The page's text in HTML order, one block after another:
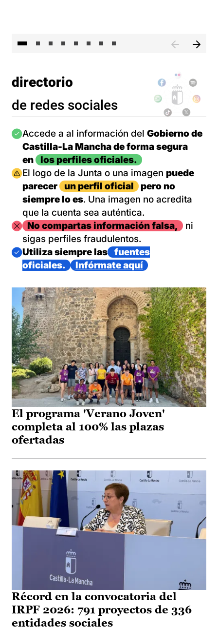
directorio
de redes sociales
Imagen
Accede a al información del Gobierno de
Castilla-La Mancha de forma segura
en
los perfiles oficiales.
Imagen
El logo de la Junta o una imagen puede
parecer
un perfil oficial
pero no
siempre lo es. Una imagen no acredita
que la cuenta sea auténtica.
ImagenNo compartas información falsa,
ni
sigas perfiles fraudulentos.
Imagen
Utiliza siempre las
fuentes
oficiales.
Infórmate aquí
El programa 'Verano Joven'
completa al 100% las plazas
ofertadas
Récord en la convocatoria del
IRPF 2026: 791 proyectos de 336
entidades sociales